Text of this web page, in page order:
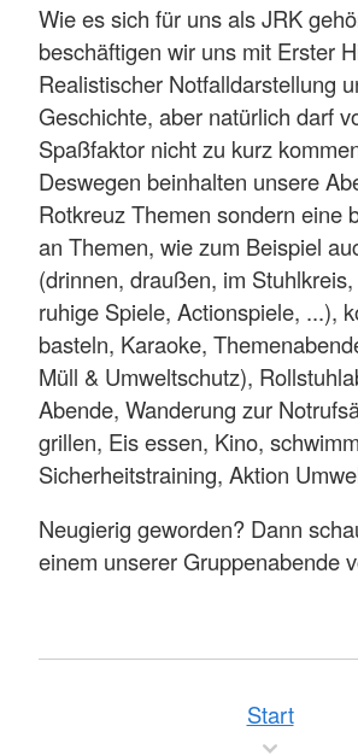
Wie es sich für uns als JRK
beschäftigen wir uns mit Erster
Realistischer Notfalldarstellung
Geschichte, aber natürlich darf
Spaßfaktor nicht zu kurz
Deswegen beinhalten unsere
Rotkreuz Themen sondern eine
an Themen, wie zum Beispiel
(drinnen, draußen, im
ruhige Spiele, Actionspiele, ...),
basteln, Karaoke,
Müll & Umweltschutz),
Abende, Wanderung zur
grillen, Eis essen, Kino,
Sicherheitstraining, Aktion
Neugierig geworden? Dann
einem unserer Gruppenabende
Start